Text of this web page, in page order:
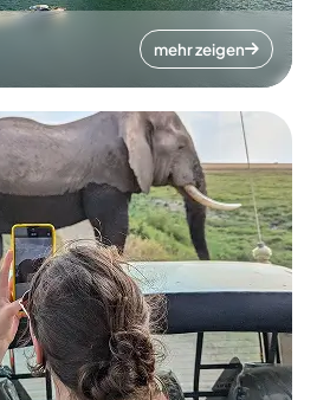
mehr zeigen